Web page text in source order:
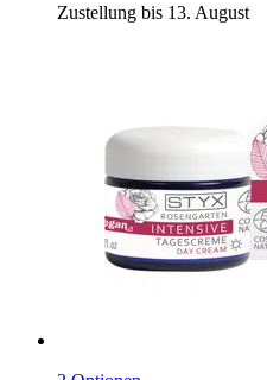
Zustellung bis 13. August